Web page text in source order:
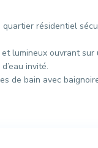
résidentiel
lumineux ouvrant sur
invité.
de bain avec